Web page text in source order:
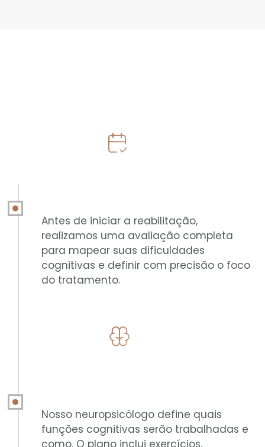
Antes de iniciar a reabilitação,
realizamos uma avaliação completa
para mapear suas dificuldades
cognitivas e definir com precisão o foco
do tratamento.
Nosso neuropsicólogo define quais
funções cognitivas serão trabalhadas e
como. O plano inclui exercícios,